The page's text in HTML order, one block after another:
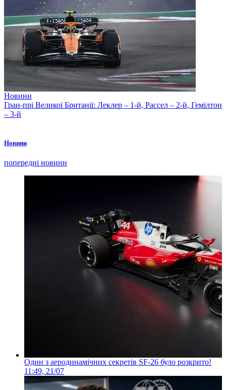
Новини
Гран-прі Великої Британії: Леклер – 1-й, Рассел – 2-й, Гемілтон
– 3-й
Новини
попередні новини
Один з аеродинамічних секретів SF-26 було розкрито!
11:49, 21/07